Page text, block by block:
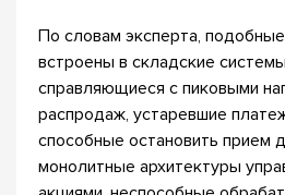
По словам эксперта,
встроены в складские
справляющиеся с пиковыми
распродаж, устаревшие
способные остановить прием
монолитные архитектуры